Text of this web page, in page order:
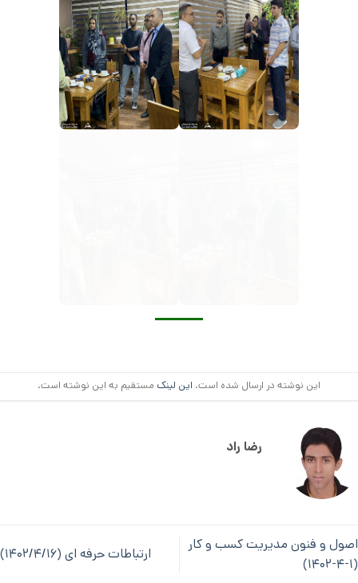
این نوشته در ارسال شده است. این لینک مستقیم به این نوشته است.
رضا راد
اصول و فنون مدیریت کسب و کار
(۱-۴-۱۴۰۲)
ارتباطات حرفه ای (۱۴۰۲/۴/۱۶)